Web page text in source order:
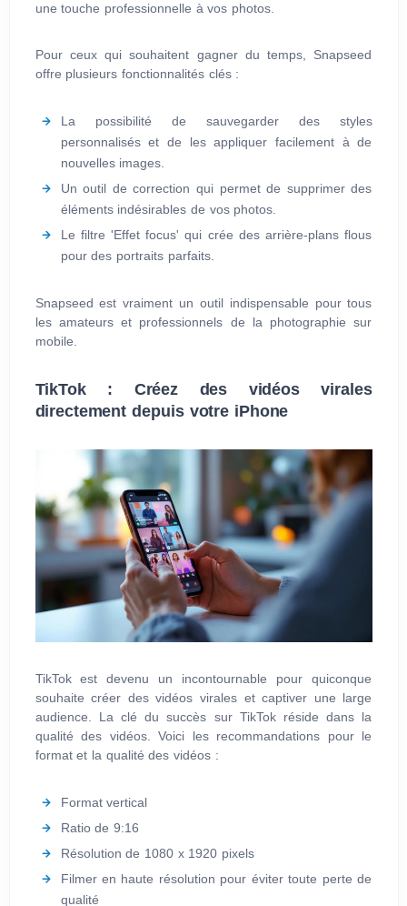
une touche professionnelle à vos photos.
Pour ceux qui souhaitent gagner du temps, Snapseed
offre plusieurs fonctionnalités clés :
La possibilité de sauvegarder des styles
personnalisés et de les appliquer facilement à de
nouvelles images.
Un outil de correction qui permet de supprimer des
éléments indésirables de vos photos.
Le filtre 'Effet focus' qui crée des arrière-plans flous
pour des portraits parfaits.
Snapseed est vraiment un outil indispensable pour tous
les amateurs et professionnels de la photographie sur
mobile.
TikTok : Créez des vidéos virales
directement depuis votre iPhone
TikTok est devenu un incontournable pour quiconque
souhaite créer des vidéos virales et captiver une large
audience. La clé du succès sur TikTok réside dans la
qualité des vidéos. Voici les recommandations pour le
format et la qualité des vidéos :
Format vertical
Ratio de 9:16
Résolution de 1080 x 1920 pixels
Filmer en haute résolution pour éviter toute perte de
qualité